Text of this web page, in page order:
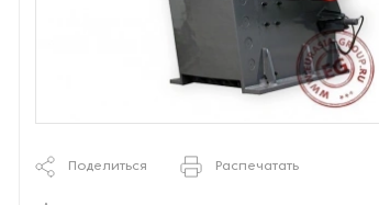
Поделиться Распечатать